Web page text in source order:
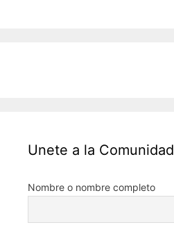
Unete a la Comunidad
Nombre o nombre completo